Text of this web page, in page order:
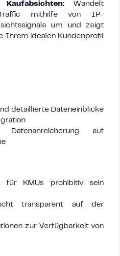
Wandelt
Traffic mithilfe von IP-
um und zeigt
Ihrem idealen Kundenprofil
detaillierte Dateneinblicke
auf
für KMUs prohibitiv sein
transparent auf der
zur Verfügbarkeit von